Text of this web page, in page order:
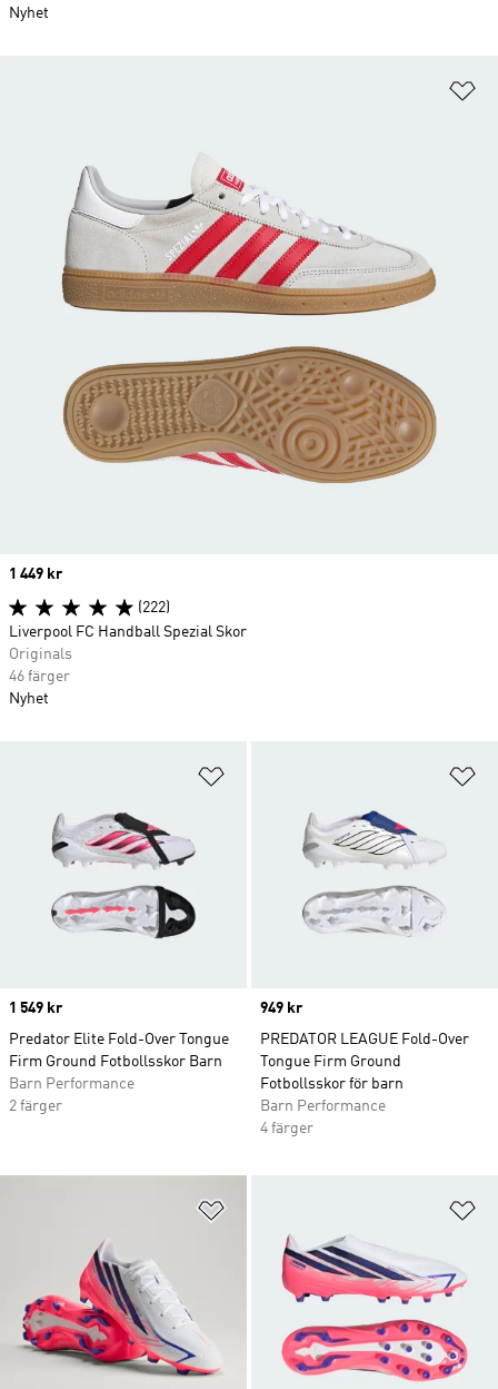
Nyhet
Price
1 549 kr
Predator Elite Fold-Over Tongue
Firm Ground Fotbollsskor Barn
Barn Performance
2 färger
Price
949 kr
PREDATOR LEAGUE Fold-Over
Tongue Firm Ground
Fotbollsskor för barn
Barn Performance
4 färger
Price
1 449 kr
(222)
Liverpool FC Handball Spezial Skor
Originals
46 färger
Nyhet